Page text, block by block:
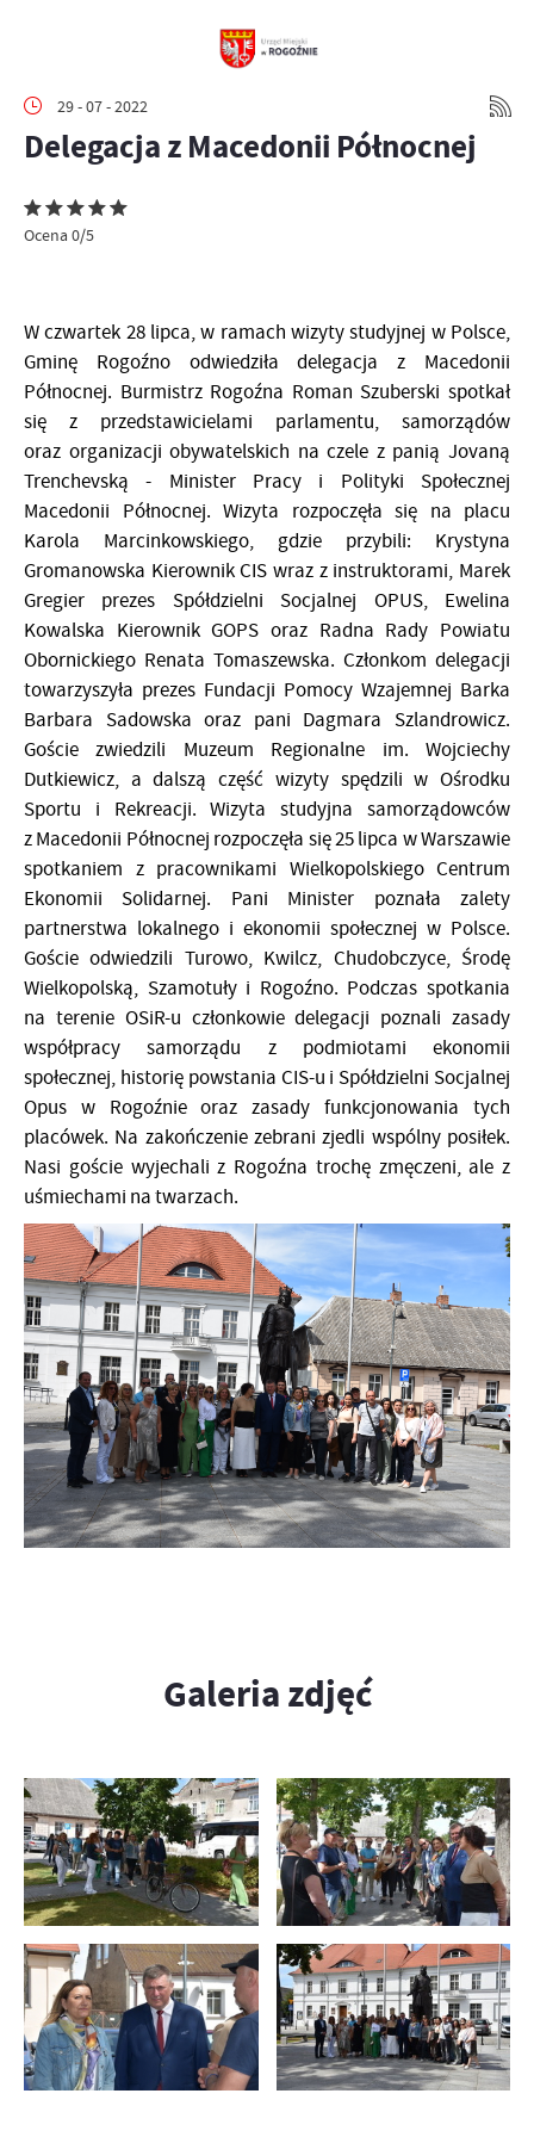
29 - 07 - 2022
Delegacja z Macedonii Północnej
Ocena 0/5
W czwartek 28 lipca, w ramach wizyty studyjnej w Polsce,
Gminę Rogoźno odwiedziła delegacja z Macedonii
Północnej. Burmistrz Rogoźna Roman Szuberski spotkał
się z przedstawicielami parlamentu, samorządów
oraz organizacji obywatelskich na czele z panią Jovaną
Trenchevską - Minister Pracy i Polityki Społecznej
Macedonii Północnej. Wizyta rozpoczęła się na placu
Karola Marcinkowskiego, gdzie przybili: Krystyna
Gromanowska Kierownik CIS wraz z instruktorami, Marek
Gregier prezes Spółdzielni Socjalnej OPUS, Ewelina
Kowalska Kierownik GOPS oraz Radna Rady Powiatu
Obornickiego Renata Tomaszewska. Członkom delegacji
towarzyszyła prezes Fundacji Pomocy Wzajemnej Barka
Barbara Sadowska oraz pani Dagmara Szlandrowicz.
Goście zwiedzili Muzeum Regionalne im. Wojciechy
Dutkiewicz, a dalszą część wizyty spędzili w Ośrodku
Sportu i Rekreacji. Wizyta studyjna samorządowców
z Macedonii Północnej rozpoczęła się 25 lipca w Warszawie
spotkaniem z pracownikami Wielkopolskiego Centrum
Ekonomii Solidarnej. Pani Minister poznała zalety
partnerstwa lokalnego i ekonomii społecznej w Polsce.
Goście odwiedzili Turowo, Kwilcz, Chudobczyce, Środę
Wielkopolską, Szamotuły i Rogoźno. Podczas spotkania
na terenie OSiR-u członkowie delegacji poznali zasady
współpracy samorządu z podmiotami ekonomii
społecznej, historię powstania CIS-u i Spółdzielni Socjalnej
Opus w Rogoźnie oraz zasady funkcjonowania tych
placówek. Na zakończenie zebrani zjedli wspólny posiłek.
Nasi goście wyjechali z Rogoźna trochę zmęczeni, ale z
uśmiechami na twarzach.
Galeria zdjęć